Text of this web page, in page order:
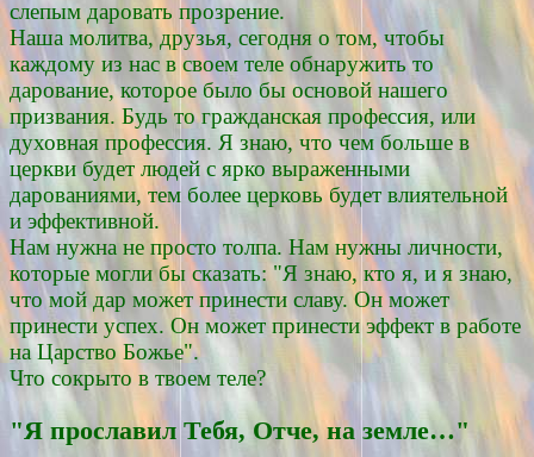
слепым даровать прозрение.
Наша молитва, друзья, сегодня о том, чтобы
каждому из нас в своем теле обнаружить то
дарование, которое было бы основой нашего
призвания. Будь то гражданская профессия, или
духовная профессия. Я знаю, что чем больше в
церкви будет людей с ярко выраженными
дарованиями, тем более церковь будет влиятельной
и эффективной.
Нам нужна не просто толпа. Нам нужны личности,
которые могли бы сказать: "Я знаю, кто я, и я знаю,
что мой дар может принести славу. Он может
принести успех. Он может принести эффект в работе
на Царство Божье".
Что сокрыто в твоем теле?
"Я прославил Тебя, Отче, на земле…"